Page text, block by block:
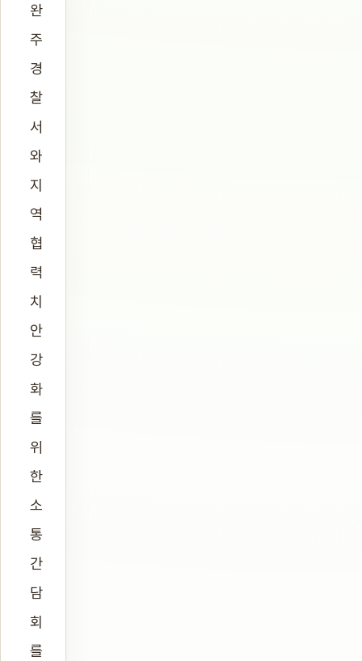
완
주
경
찰
서
와
지
역
협
력
치
안
강
화
를
위
한
소
통
간
담
회
를